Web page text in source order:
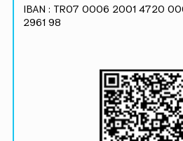
IBAN : TR07 0006 2001 4720
2961 98